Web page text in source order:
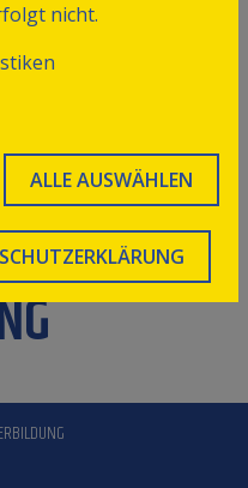
nicht.
ALLE AUSWÄHLEN